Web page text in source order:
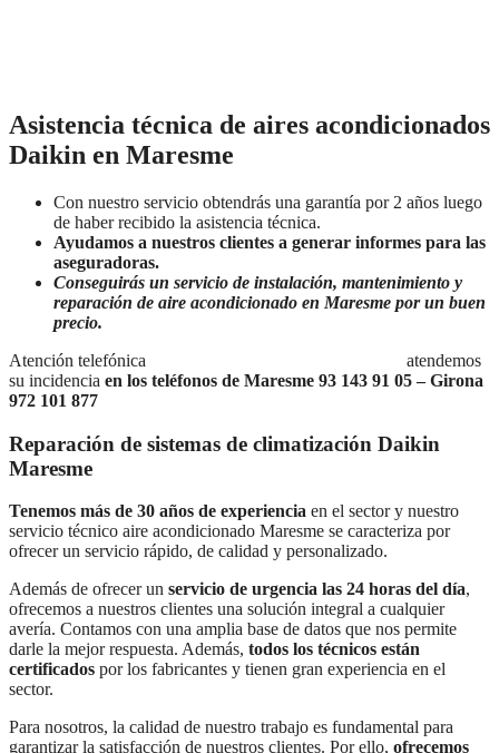
Asistencia técnica de aires acondicionados
Daikin en Maresme
Con nuestro servicio obtendrás una garantía por 2 años luego
de haber recibido la asistencia técnica.
Ayudamos a nuestros clientes a generar informes para las
aseguradoras.
Conseguirás un servicio de instalación, mantenimiento y
reparación de aire acondicionado en Maresme por un buen
precio.
Atención telefónica
atendemos
su incidencia en los teléfonos de Maresme 93 143 91 05 – Girona
972 101 877
Reparación de sistemas de climatización Daikin
Maresme
Tenemos más de 30 años de experiencia en el sector y nuestro
servicio técnico aire acondicionado Maresme se caracteriza por
ofrecer un servicio rápido, de calidad y personalizado.
Además de ofrecer un servicio de urgencia las 24 horas del día,
ofrecemos a nuestros clientes una solución integral a cualquier
avería. Contamos con una amplia base de datos que nos permite
darle la mejor respuesta. Además, todos los técnicos están
certificados por los fabricantes y tienen gran experiencia en el
sector.
Para nosotros, la calidad de nuestro trabajo es fundamental para
garantizar la satisfacción de nuestros clientes. Por ello, ofrecemos